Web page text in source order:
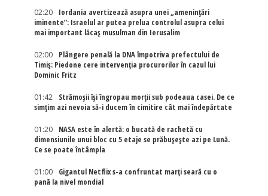
02:20
Iordania avertizează asupra unei „amenințări
iminente”: Israelul ar putea prelua controlul asupra celui
mai important lăcaș musulman din Ierusalim
02:00
Plângere penală la DNA împotriva prefectului de
Timiș: Piedone cere intervenția procurorilor în cazul lui
Dominic Fritz
01:42
Strămoșii își îngropau morții sub podeaua casei. De ce
simțim azi nevoia să-i ducem în cimitire cât mai îndepărtate
01:20
NASA este în alertă: o bucată de rachetă cu
dimensiunile unui bloc cu 5 etaje se prăbușește azi pe Lună.
Ce se poate întâmpla
01:00
Gigantul Netflix s-a confruntat marţi seară cu o
pană la nivel mondial